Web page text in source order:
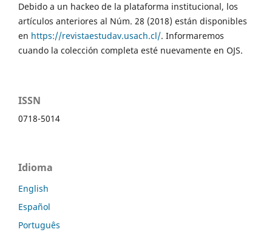
Debido a un hackeo de la plataforma institucional, los
artículos anteriores al Núm. 28 (2018) están disponibles
en https://revistaestudav.usach.cl/. Informaremos
cuando la colección completa esté nuevamente en OJS.
ISSN
0718-5014
Idioma
English
Español
Português